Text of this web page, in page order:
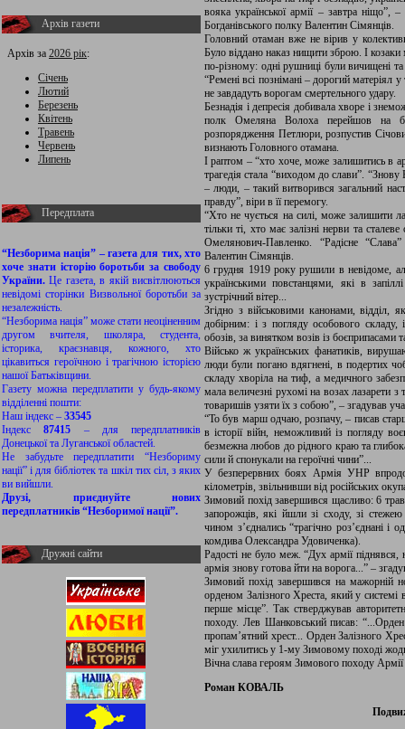
Архів газети
Архів за 2026 рік:
Січень
Лютий
Березень
Квітень
Травень
Червень
Липень
Передплата
“Незборима нація” – газета для тих, хто
хоче знати історію боротьби за свободу
України.Це газета, в якій висвітлюються
невідомі сторінки Визвольної боротьби за
незалежність.
“Незборима нація” може стати неоціненним
другом вчителя, школяра, студента,
історика, краєзнавця, кожного, хто
цікавиться героїчною і трагічною історією
нашої Батьківщини.
Газету можна передплатити у будь-якому
відділенні пошти:
Наш індекс – 33545
Індекс87415 – для передплатників
Донецької та Луганської областей.
Не забудьте передплатити “Незбориму
нації” і для бібліотек та шкіл тих сіл, з яких
ви вийшли.
Друзі, приєднуйте нових
передплатників “Незборимої нації”.
Дружні сайти
вояка української армії – завтра
Богданівського полку Валентин Сімянців.
Головний отаман вже не вірив у
Було віддано наказ нищити зброю. І
по-різному: одні рушниці були вичищені
“Ремені всі познімані – дорогий матеріял
не завдадуть ворогам смертельного удару.
Безнадія і депресія добивала хворе і
полк Омеляна Волоха перейшов на
розпорядження Петлюри, розпустив
визнають Головного отамана.
І раптом – “хто хоче, може залишитись в
трагедія стала “виходом до слави”.
– люди, – такий витворився загальний
правду”, віри в її перемогу.
“Хто не чується на силі, може залишити
тільки ті, хто має залізні нерви та
Омелянович-Павленко. “Радісне
Валентин Сімянців.
6 грудня 1919 року рушили в невідоме,
українськими повстанцями, які в
зустрічний вітер...
Згідно з військовими канонами, відділ,
добірним: і з погляду особового
обозів, за винятком возів із боєприпасами
Військо ж українських фанатиків,
люди були погано вдягнені, в подертих
складу хворіла на тиф, а медичного
мала величезні рухомі на возах лазарети
товаришів узяти їх з собою”, – згадував
“То був марш одчаю, розпачу, – писав
в історії війн, неможливий із погляду
безмежна любов до рідного краю та
сили й спонукали на героїчні чини”...
У безперервних боях Армія УНР
кілометрів, звільнивши від російських
Зимовий похід завершився щасливо: 6
запорожців, які йшли зі сходу, зі стежею
чином з’єднались “трагічно роз’єднані і
комдива Олександра Удовиченка).
Радості не було меж. “Дух армії
армія знову готова йти на ворога...” –
Зимовий похід завершився на мажорній
орденом Залізного Хреста, який у системі
перше місце”. Так стверджував
походу. Лев Шанковський писав:
пропам’ятний хрест... Орден Залізного
міг ухилитись у 1-му Зимовому поході
Вічна слава героям Зимового походу
Роман КОВАЛЬ